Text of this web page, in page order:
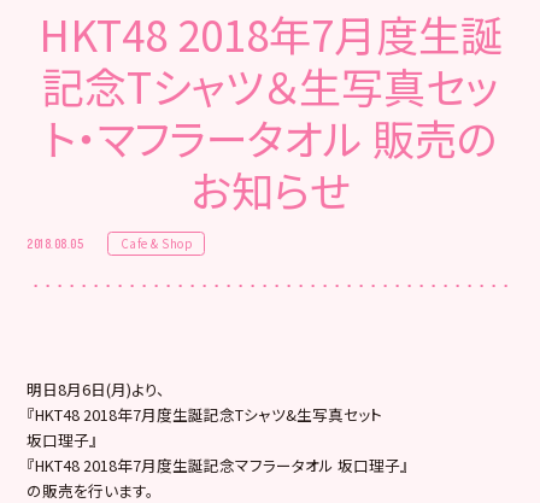
HKT48 2018年7月度生誕
記念Tシャツ＆生写真セッ
ト・マフラータオル 販売の
お知らせ
2018.08.05 Cafe & Shop
明日8月6日(月)より、
『HKT48 2018年7月度生誕記念Tシャツ&生写真セット
坂口理子』
『HKT48 2018年7月度生誕記念マフラータオル 坂口理子』
の販売を行います。